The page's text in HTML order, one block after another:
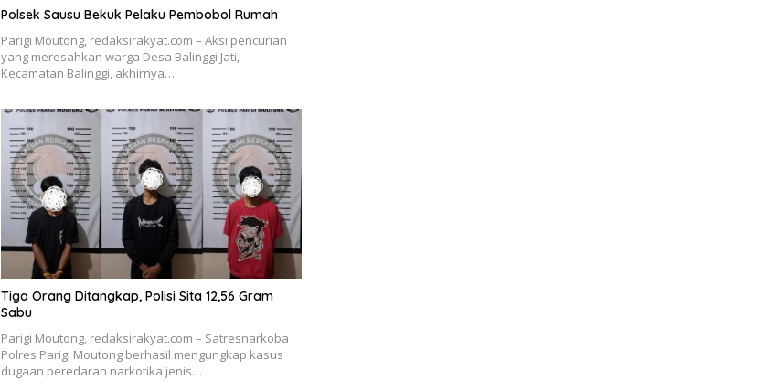
Polsek Sausu Bekuk Pelaku Pembobol Rumah
Parigi Moutong, redaksirakyat.com – Aksi pencurian
yang meresahkan warga Desa Balinggi Jati,
Kecamatan Balinggi, akhirnya…
Tiga Orang Ditangkap, Polisi Sita 12,56 Gram
Sabu
Parigi Moutong, redaksirakyat.com – Satresnarkoba
Polres Parigi Moutong berhasil mengungkap kasus
dugaan peredaran narkotika jenis…